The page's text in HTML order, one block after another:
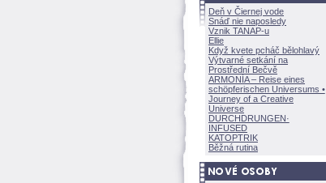
Deň v Čiernej vode
Snáď nie naposledy
Vznik TANAP-u
Ellie
Když kvete pcháč bělohlavý
Výtvarné setkání na
Prostřední Bečvě
ARMONÍA – Reise eines
schöpferischen Universums •
Journey of a Creative
Universe
DURCHDRUNGEN·
INFUSED
KATOPTRIK
Běžná rutina